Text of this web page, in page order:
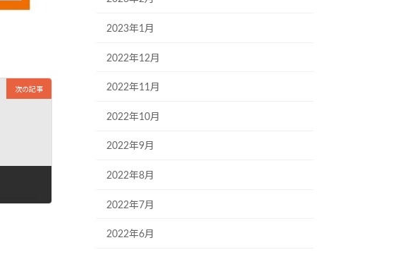
次の記事
2023年1月
2022年12月
2022年11月
2022年10月
2022年9月
2022年8月
2022年7月
2022年6月